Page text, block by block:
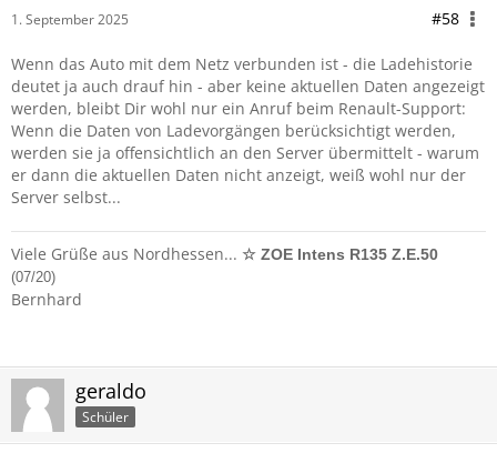
1. September 2025 #58
Wenn das Auto mit dem Netz verbunden ist - die Ladehistorie
deutet ja auch drauf hin - aber keine aktuellen Daten angezeigt
werden, bleibt Dir wohl nur ein Anruf beim Renault-Support:
Wenn die Daten von Ladevorgängen berücksichtigt werden,
werden sie ja offensichtlich an den Server übermittelt - warum
er dann die aktuellen Daten nicht anzeigt, weiß wohl nur der
Server selbst...
Viele Grüße aus Nordhessen... ☆ ZOE Intens R135 Z.E.50
(07/20)
Bernhard
geraldo
Schüler